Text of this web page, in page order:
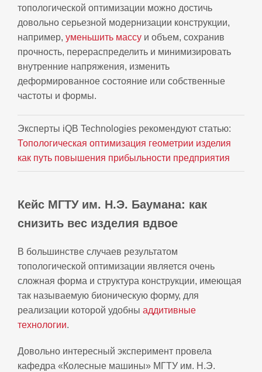
топологической оптимизации можно достичь
довольно серьезной модернизации конструкции,
например, уменьшить массу и объем, сохранив
прочность, перераспределить и минимизировать
внутренние напряжения, изменить
деформированное состояние или собственные
частоты и формы.
Эксперты iQB Technologies рекомендуют статью:
Топологическая оптимизация геометрии изделия
как путь повышения прибыльности предприятия
Кейс МГТУ им. Н.Э. Баумана: как
снизить вес изделия вдвое
В большинстве случаев результатом
топологической оптимизации является очень
сложная форма и структура конструкции, имеющая
так называемую бионическую форму, для
реализации которой удобны аддитивные
технологии.
Довольно интересный эксперимент провела
кафедра «Колесные машины» МГТУ им. Н.Э.